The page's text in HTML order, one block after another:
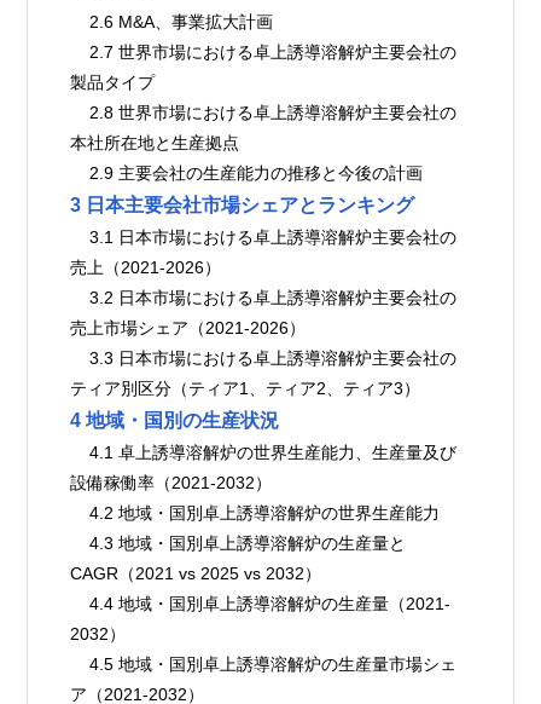
    2.6 M&A、事業拡大計画
製品タイプ
本社所在地と生産拠点
    2.9 主要会社の生産能力の推移と今後の計画
3 日本主要会社市場シェアとランキング
    3.1 日本市場における卓上誘導溶解炉主要会社の
売上（2021-2026）
    3.2 日本市場における卓上誘導溶解炉主要会社の
売上市場シェア（2021-2026）
    3.3 日本市場における卓上誘導溶解炉主要会社の
ティア別区分（ティア1、ティア2、ティア3）
4 地域・国別の生産状況
    4.1 卓上誘導溶解炉の世界生産能力、生産量及び
設備稼働率（2021-2032）
    4.2 地域・国別卓上誘導溶解炉の世界生産能力
    4.3 地域・国別卓上誘導溶解炉の生産量と
CAGR（2021 vs 2025 vs 2032）
    4.4 地域・国別卓上誘導溶解炉の生産量（2021-
2032）
    4.5 地域・国別卓上誘導溶解炉の生産量市場シェ
ア（2021-2032）